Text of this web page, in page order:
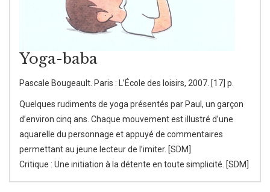
Yoga-baba
Pascale Bougeault. Paris : L’École des loisirs, 2007. [17] p.
Quelques rudiments de yoga présentés par Paul, un garçon
d’environ cinq ans. Chaque mouvement est illustré d’une
aquarelle du personnage et appuyé de commentaires
permettant au jeune lecteur de l’imiter. [SDM]
Critique : Une initiation à la détente en toute simplicité. [SDM]